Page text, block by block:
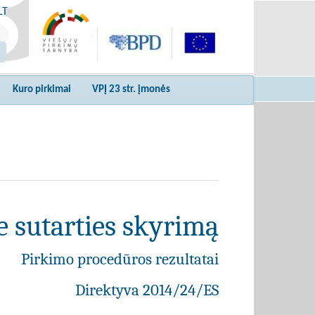
LT
Kuro pirkimai VPĮ 23 str. įmonės
sutarties skyrimą
Pirkimo procedūros rezultatai
Direktyva 2014/24/ES